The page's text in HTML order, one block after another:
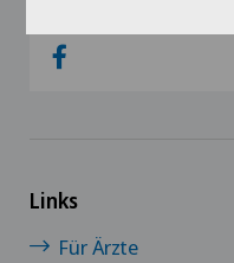
Links
Für Ärzte